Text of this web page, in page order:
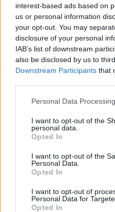
interest-based ads based on
us or personal information
your opt-out. You may
disclosure of your personal
IAB’s list of downstream
also be disclosed by us to
Downstream Participants that
Please note that this website/
not limited to your visit or
grant or deny consent to
use your data for below
consent section.
Personal Data
I want to opt-out of the
personal data.
Opted In
I want to opt-out of the
Personal Data.
Opted In
I want to opt-out of
Personal Data for
Opted In
Πέθανε ο τέως βασιλιάς
10.01.2023, 22:49